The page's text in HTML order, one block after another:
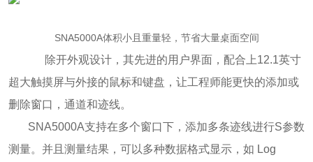
SNA5000A体积小且重量轻，节省大量桌面空间
除开外观设计，其先进的用户界面，配合上12.1英寸
超大触摸屏与外接的鼠标和键盘，让工程师能更快的添加或
删除窗口，通道和迹线。
SNA5000A支持在多个窗口下，添加多条迹线进行S参数
测量。并且测量结果，可以多种数据格式显示，如 Log